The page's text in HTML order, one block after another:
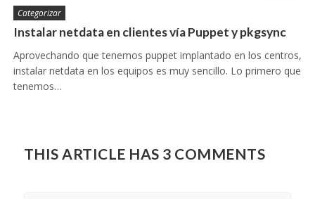
Categorizar
Instalar netdata en clientes vía Puppet y pkgsync
Aprovechando que tenemos puppet implantado en los centros,
instalar netdata en los equipos es muy sencillo. Lo primero que
tenemos…
THIS ARTICLE HAS 3 COMMENTS